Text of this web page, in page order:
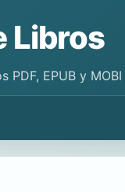
Libros
PDF, EPUB y MOBI